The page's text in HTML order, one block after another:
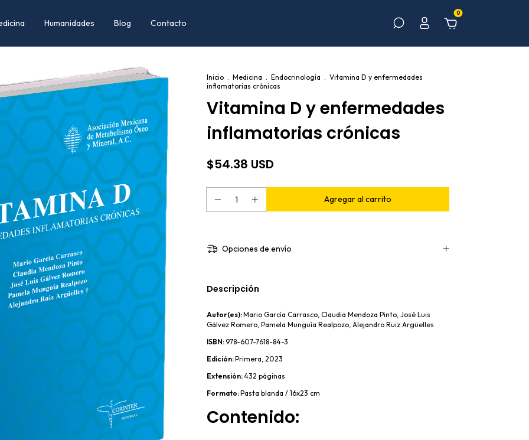
Humanidades Blog Contacto
0
Inicio . Medicina . Endocrinología . Vitamina D y enfermedades
inflamatorias crónicas
Vitamina D y enfermedades
inflamatorias crónicas
$54.38 USD
Opciones de envío
Descripción
Autor(es):Mario García Carrasco, Claudia Mendoza Pinto, José Luis
Gálvez Romero, Pamela Munguía Realpozo, Alejandro Ruiz Argüelles
ISBN:978-607-7618-84-3
Edición:Primera, 2023
Extensión:432 páginas
Formato:Pasta blanda / 16x23 cm
Contenido: